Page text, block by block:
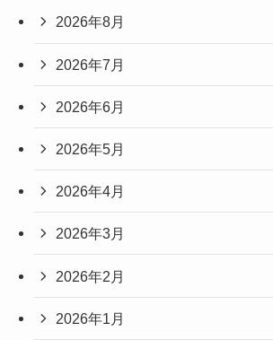
2026年8月
2026年7月
2026年6月
2026年5月
2026年4月
2026年3月
2026年2月
2026年1月